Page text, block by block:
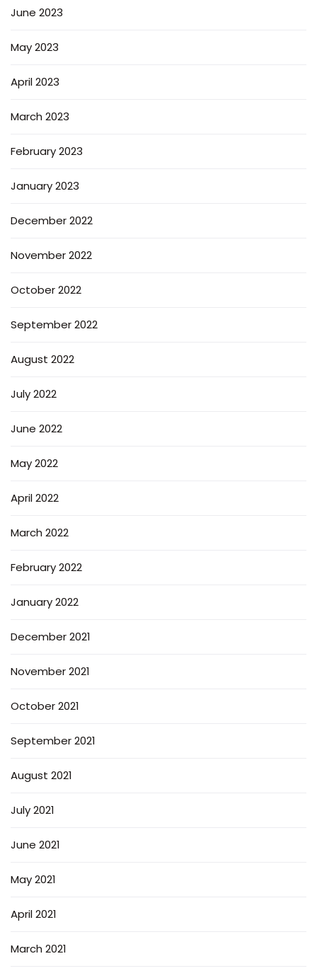
June 2023
May 2023
April 2023
March 2023
February 2023
January 2023
December 2022
November 2022
October 2022
September 2022
August 2022
July 2022
June 2022
May 2022
April 2022
March 2022
February 2022
January 2022
December 2021
November 2021
October 2021
September 2021
August 2021
July 2021
June 2021
May 2021
April 2021
March 2021